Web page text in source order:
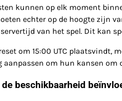
kunnen op elk moment
echter op de hoogte zijn
van het spel. Dit kan
om 15:00 UTC plaatsvindt,
aanpassen om hun kansen
beschikbaarheid